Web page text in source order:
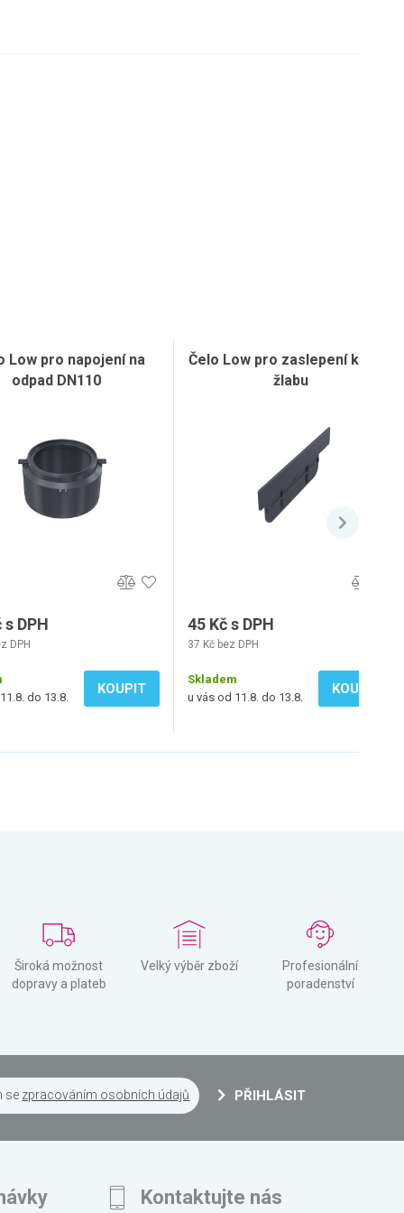
Low pro napojení na
odpad DN110
s DPH
DPH
do 13.8.
KOUPIT
Čelo Low pro zaslepení konce
žlabu
45 Kč s DPH
37 Kč bez DPH
Skladem
u vás od 11.8. do 13.8.
KOUPIT
Široká možnost
dopravy a plateb
Velký výběr zboží
Profesionální
poradenství
se zpracováním osobních údajů PŘIHLÁSIT
Kontaktujte nás